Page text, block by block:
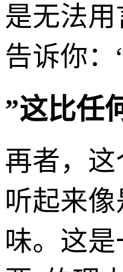
是无法
告诉你
”这比任
再者，这
听起来
味。这